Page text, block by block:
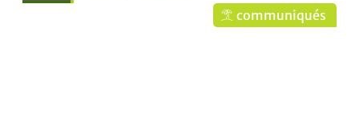
communiqués